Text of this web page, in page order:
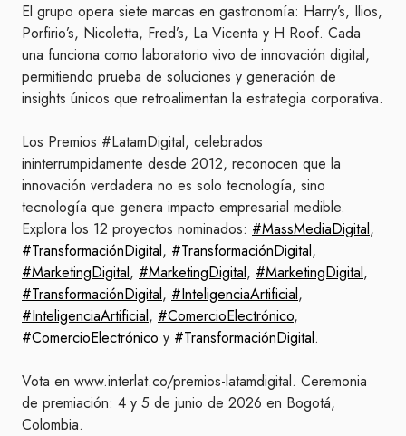
El grupo opera siete marcas en gastronomía: Harry’s, Ilios,
Porfirio’s, Nicoletta, Fred’s, La Vicenta y H Roof. Cada
una funciona como laboratorio vivo de innovación digital,
permitiendo prueba de soluciones y generación de
insights únicos que retroalimentan la estrategia corporativa.
Los Premios #LatamDigital, celebrados
ininterrumpidamente desde 2012, reconocen que la
innovación verdadera no es solo tecnología, sino
tecnología que genera impacto empresarial medible.
Explora los 12 proyectos nominados: #MassMediaDigital,
#TransformaciónDigital, #TransformaciónDigital,
#MarketingDigital, #MarketingDigital, #MarketingDigital,
#TransformaciónDigital, #InteligenciaArtificial,
#InteligenciaArtificial, #ComercioElectrónico,
#ComercioElectrónico y #TransformaciónDigital.
Vota en www.interlat.co/premios-latamdigital. Ceremonia
de premiación: 4 y 5 de junio de 2026 en Bogotá,
Colombia.